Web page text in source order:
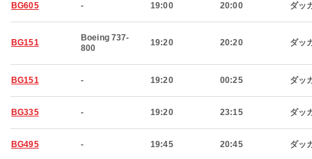
BG605 - 19:00 20:00 ダッ
BG151
Boeing 737-
800
19:20 20:20 ダッ
BG151 - 19:20 00:25 ダッ
BG335 - 19:20 23:15 ダッ
BG495 - 19:45 20:45 ダッ